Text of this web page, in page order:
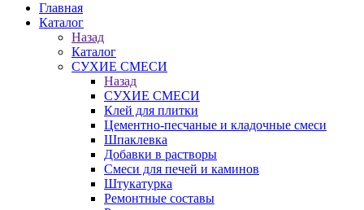
Главная
Каталог
Назад
Каталог
СУХИЕ СМЕСИ
Назад
СУХИЕ СМЕСИ
Клей для плитки
Цементно-песчаные и кладочные смеси
Шпаклевка
Добавки в растворы
Смеси для печей и каминов
Штукатурка
Ремонтные составы